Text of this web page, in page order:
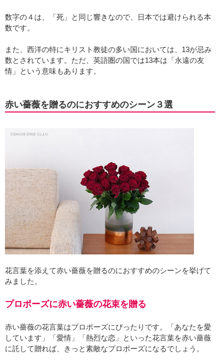
数字の４は、「死」と同じ響きなので、日本では避けられる本
数です。
また、西洋の特にキリスト教徒の多い国においては、13が忌み
数とされています。ただ、英語圏の国では13本は「永遠の友
情」という意味もあります。
赤い薔薇を贈るのにおすすめのシーン３選
花言葉を添えて赤い薔薇を贈るのにおすすめのシーンを挙げて
みました。
プロポーズに赤い薔薇の花束を贈る
赤い薔薇の花言葉はプロポーズにぴったりです。「あなたを愛
しています」「愛情」「熱烈な恋」といった花言葉を赤い薔薇
に託して贈れば、きっと素敵なプロポーズになるでしょう。